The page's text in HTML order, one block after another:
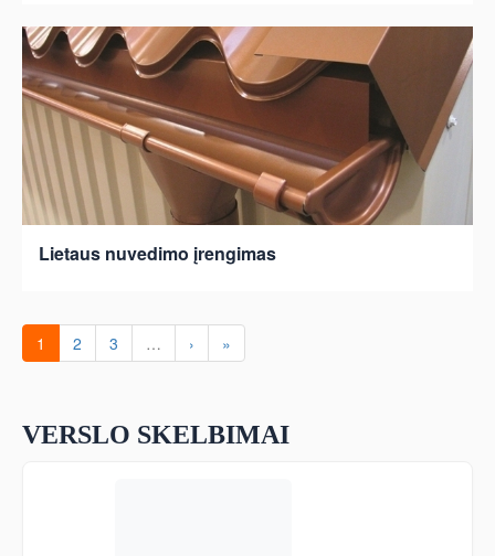
Lietaus nuvedimo įrengimas
1 2 3 … › »
VERSLO SKELBIMAI